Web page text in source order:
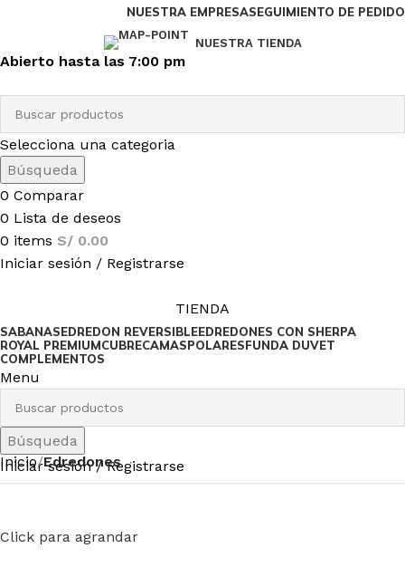
NUESTRA EMPRESASEGUIMIENTO DE PEDIDO
NUESTRA TIENDA
Abierto hasta las 7:00 pm
Selecciona una categoria
Búsqueda
0 Comparar
0 Lista de deseos
0 items S/ 0.00
Iniciar sesión / Registrarse
TIENDA
SABANASEDREDON REVERSIBLEEDREDONES CON SHERPA
ROYAL PREMIUMCUBRECAMASPOLARESFUNDA DUVET
COMPLEMENTOS
Menu
Búsqueda
Iniciar sesión / Registrarse
Inicio Edredones
Click para agrandar